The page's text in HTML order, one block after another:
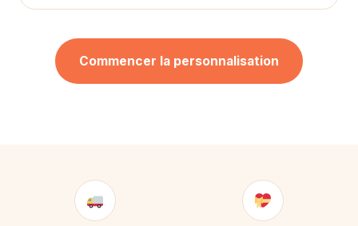
Commencer la personnalisation